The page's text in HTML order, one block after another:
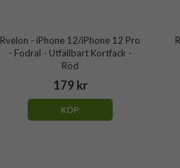
Rvelon - iPhone 12/iPhone 12 Pro
- Fodral - Utfällbart Kortfack -
Röd
179 kr
KÖP